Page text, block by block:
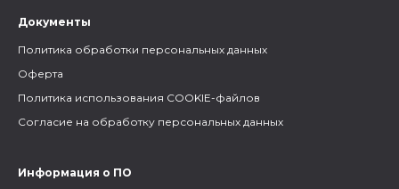
Документы
Политика обработки персональных данных
Оферта
Политика использования COOKIE-файлов
Согласие на обработку персональных данных
Информация о ПО